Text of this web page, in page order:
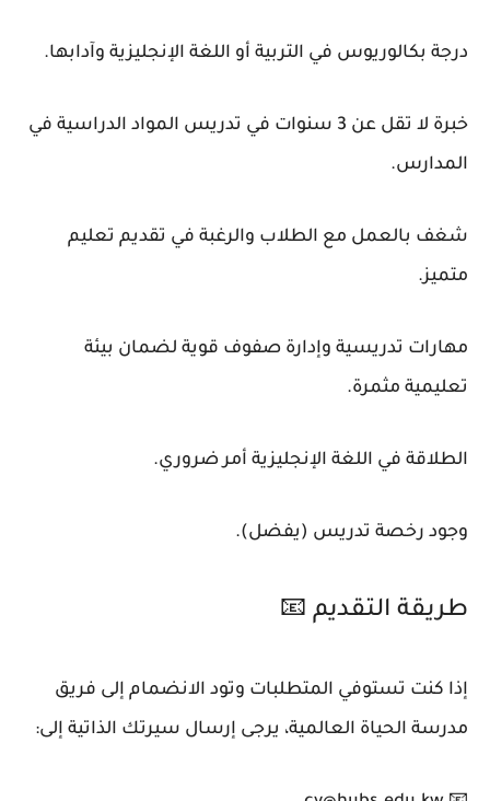
درجة بكالوريوس في التربية أو اللغة الإنجليزية وآدابها.
خبرة لا تقل عن 3 سنوات في تدريس المواد الدراسية في
المدارس.
شغف بالعمل مع الطلاب والرغبة في تقديم تعليم
متميز.
مهارات تدريسية وإدارة صفوف قوية لضمان بيئة
تعليمية مثمرة.
الطلاقة في اللغة الإنجليزية أمر ضروري.
وجود رخصة تدريس (يفضل).
طريقة التقديم 📧
إذا كنت تستوفي المتطلبات وتود الانضمام إلى فريق
مدرسة الحياة العالمية، يرجى إرسال سيرتك الذاتية إلى: